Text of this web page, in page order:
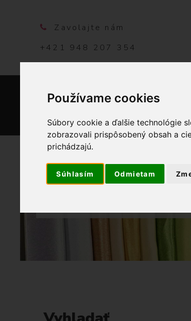
Používame cookies
Súbory cookie a ďalšie technológie
zobrazovali prispôsobený obsah a
prichádzajú.
Súhlasím Odmietam
Zavolajte nám
+421 948 207 354